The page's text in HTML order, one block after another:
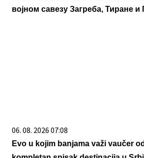
војном савезу Загреба, Тиране
06. 08. 2026 07:08
Evo u kojim banjama važi vaučer